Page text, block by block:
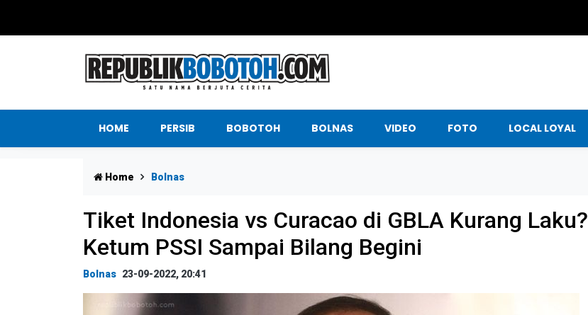
HOME PERSIB BOBOTOH BOLNAS VIDEO FOTO LOCAL LOYAL
Home Bolnas
Tiket Indonesia vs Curacao di GBLA Kurang Laku?
Ketum PSSI Sampai Bilang Begini
Bolnas 23-09-2022, 20:41